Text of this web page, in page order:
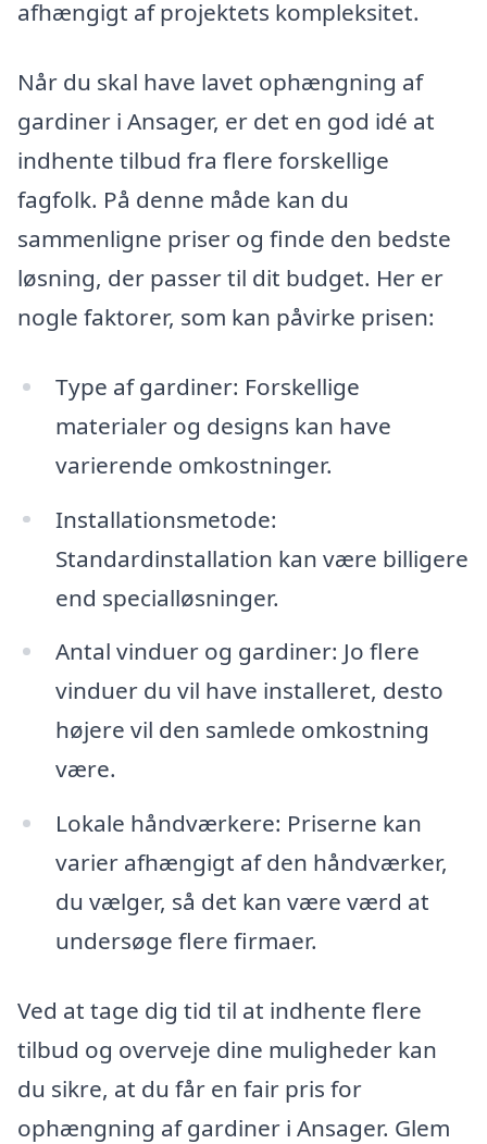
afhængigt af projektets kompleksitet.
Når du skal have lavet ophængning af
gardiner i Ansager, er det en god idé at
indhente tilbud fra flere forskellige
fagfolk. På denne måde kan du
sammenligne priser og finde den bedste
løsning, der passer til dit budget. Her er
nogle faktorer, som kan påvirke prisen:
Type af gardiner: Forskellige
materialer og designs kan have
varierende omkostninger.
Installationsmetode:
Standardinstallation kan være billigere
end specialløsninger.
Antal vinduer og gardiner: Jo flere
vinduer du vil have installeret, desto
højere vil den samlede omkostning
være.
Lokale håndværkere: Priserne kan
varier afhængigt af den håndværker,
du vælger, så det kan være værd at
undersøge flere firmaer.
Ved at tage dig tid til at indhente flere
tilbud og overveje dine muligheder kan
du sikre, at du får en fair pris for
ophængning af gardiner i Ansager. Glem